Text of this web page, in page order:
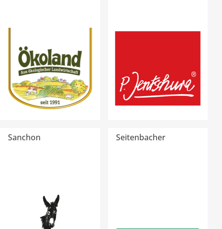
Sanchon Seitenbacher